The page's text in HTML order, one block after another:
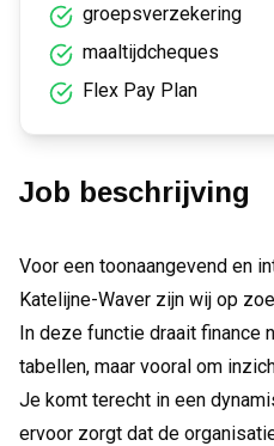
groepsverzekering
maaltijdcheques
Flex Pay Plan
Job beschrijving
Voor een toonaangevend en
Katelijne-Waver zijn wij op
In deze functie draait finance
tabellen, maar vooral om
Je komt terecht in een
ervoor zorgt dat de